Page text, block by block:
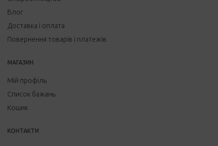
Блог
Доставка і оплата
Повернення товарів і платежів
МАГАЗИН
Мій профіль
Список бажань
Кошик
КОНТАКТИ